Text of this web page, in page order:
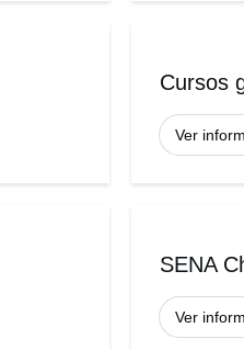
Cursos
Ver
SENA
Ver